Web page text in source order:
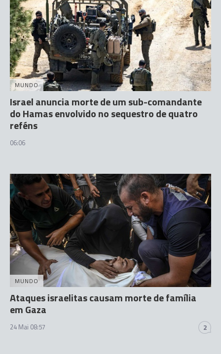
MUNDO
Israel anuncia morte de um sub-comandante
do Hamas envolvido no sequestro de quatro
reféns
06:06
MUNDO
Ataques israelitas causam morte de família
em Gaza
24 Mai 08:57 2